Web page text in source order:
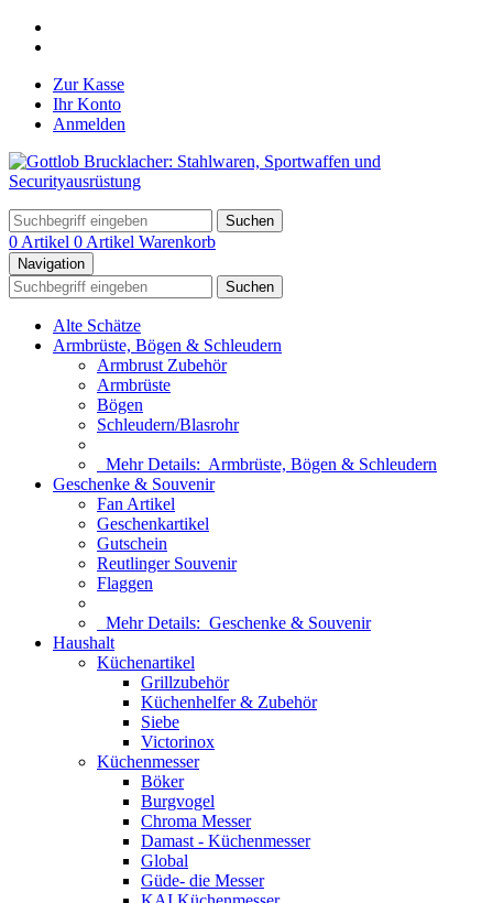
Zur Kasse
Ihr Konto
Anmelden
Suchen
0 Artikel 0 Artikel Warenkorb
Navigation
Suchen
Alte Schätze
Armbrüste, Bögen & Schleudern
Armbrust Zubehör
Armbrüste
Bögen
Schleudern/Blasrohr
Mehr Details: Armbrüste, Bögen & Schleudern
Geschenke & Souvenir
Fan Artikel
Geschenkartikel
Gutschein
Reutlinger Souvenir
Flaggen
Mehr Details: Geschenke & Souvenir
Haushalt
Küchenartikel
Grillzubehör
Küchenhelfer & Zubehör
Siebe
Victorinox
Küchenmesser
Böker
Burgvogel
Chroma Messer
Damast - Küchenmesser
Global
Güde- die Messer